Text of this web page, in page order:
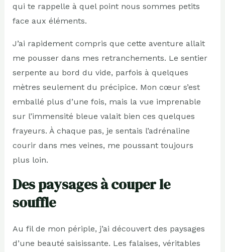
qui te rappelle à quel point nous sommes petits
face aux éléments.
J’ai rapidement compris que cette aventure allait
me pousser dans mes retranchements. Le sentier
serpente au bord du vide, parfois à quelques
mètres seulement du précipice. Mon cœur s’est
emballé plus d’une fois, mais la vue imprenable
sur l’immensité bleue valait bien ces quelques
frayeurs. À chaque pas, je sentais l’adrénaline
courir dans mes veines, me poussant toujours
plus loin.
Des paysages à couper le
souffle
Au fil de mon périple, j’ai découvert des paysages
d’une beauté saisissante. Les falaises, véritables